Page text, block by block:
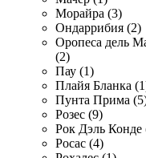
Морайра (3)
Ондаррибия (2)
Оропеса дель
(2)
Пау (1)
Плайя Бланка
Пунта Прима
Розес (9)
Рок Дэль Конде
Росас (4)